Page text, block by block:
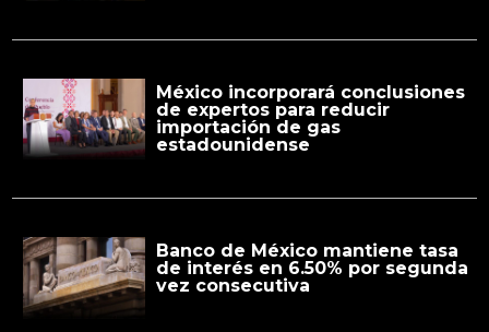
México incorporará conclusiones
de expertos para reducir
importación de gas
estadounidense
Banco de México mantiene tasa
de interés en 6.50% por segunda
vez consecutiva